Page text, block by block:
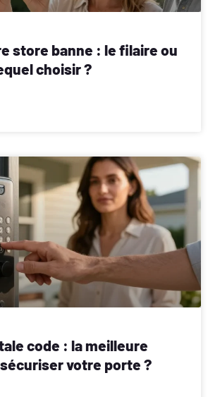
store banne : le filaire ou
choisir ?
code : la meilleure
votre porte ?